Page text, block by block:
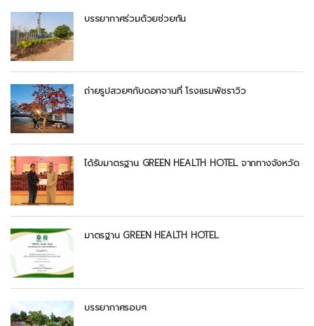
บรรยากาศร่วมด้วยช่วยกัน
ถ่ายรูปสวยๆกับดอกจานที่ โรงแรมพัชราวิว
ได้รับมาตรฐาน GREEN HEALTH HOTEL จากทางจังหวัด
มาตรฐาน GREEN HEALTH HOTEL
บรรยากาศรอบๆ